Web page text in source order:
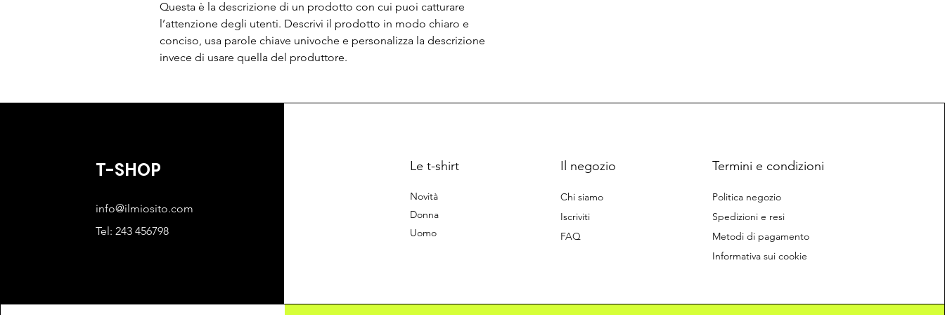
Questa è la descrizione di un prodotto con cui puoi catturare
l’attenzione degli utenti. Descrivi il prodotto in modo chiaro e
conciso, usa parole chiave univoche e personalizza la descrizione
invece di usare quella del produttore.
T-SHOP
info@ilmiosito.com
Tel: 243 456798
Le t-shirt
Novità
Donna
Uomo
Il negozio
Chi siamo
Iscriviti
FAQ
Termini e condizioni
Politica negozio
Spedizioni e resi
Metodi di pagamento
Informativa sui cookie